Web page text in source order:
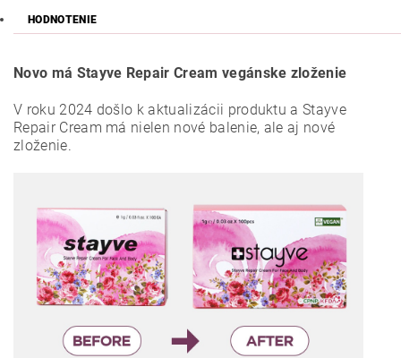
HODNOTENIE
Novo má Stayve Repair Cream vegánske zloženie
V roku 2024 došlo k aktualizácii produktu a Stayve
Repair Cream má nielen nové balenie, ale aj nové
zloženie.